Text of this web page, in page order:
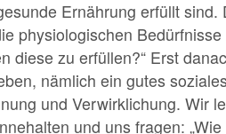
Ernährung erfüllt sind.
physiologischen
diese zu erfüllen?“ Erst
nämlich ein gutes
und Verwirklichung. Wir
und uns fragen: